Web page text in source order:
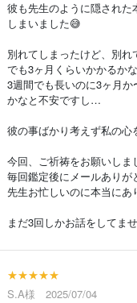
彼も先生のように隠され
しまいました😅
別れてしまったけど、別
でも3ヶ月くらいかかるか
3週間でも長いのに3ヶ月
かなと不安ですし…
彼の事ばかり考えず私の心
今回、ご祈祷をお願いし
毎回鑑定後にメールありが
先生お忙しいのに本当にあ
まだ3回しかお話をしてま
★★★★★
S.A様 2025/07/04